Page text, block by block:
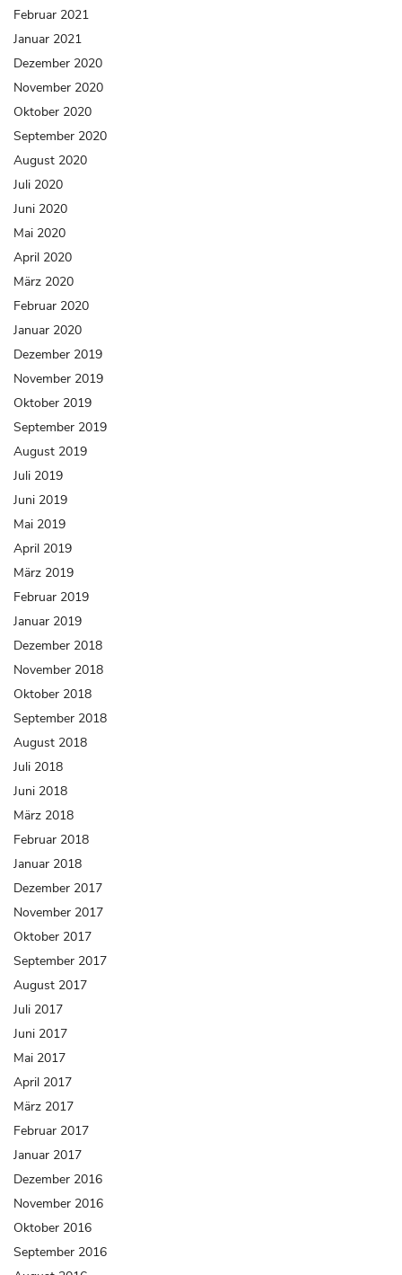
Februar 2021
Januar 2021
Dezember 2020
November 2020
Oktober 2020
September 2020
August 2020
Juli 2020
Juni 2020
Mai 2020
April 2020
März 2020
Februar 2020
Januar 2020
Dezember 2019
November 2019
Oktober 2019
September 2019
August 2019
Juli 2019
Juni 2019
Mai 2019
April 2019
März 2019
Februar 2019
Januar 2019
Dezember 2018
November 2018
Oktober 2018
September 2018
August 2018
Juli 2018
Juni 2018
März 2018
Februar 2018
Januar 2018
Dezember 2017
November 2017
Oktober 2017
September 2017
August 2017
Juli 2017
Juni 2017
Mai 2017
April 2017
März 2017
Februar 2017
Januar 2017
Dezember 2016
November 2016
Oktober 2016
September 2016